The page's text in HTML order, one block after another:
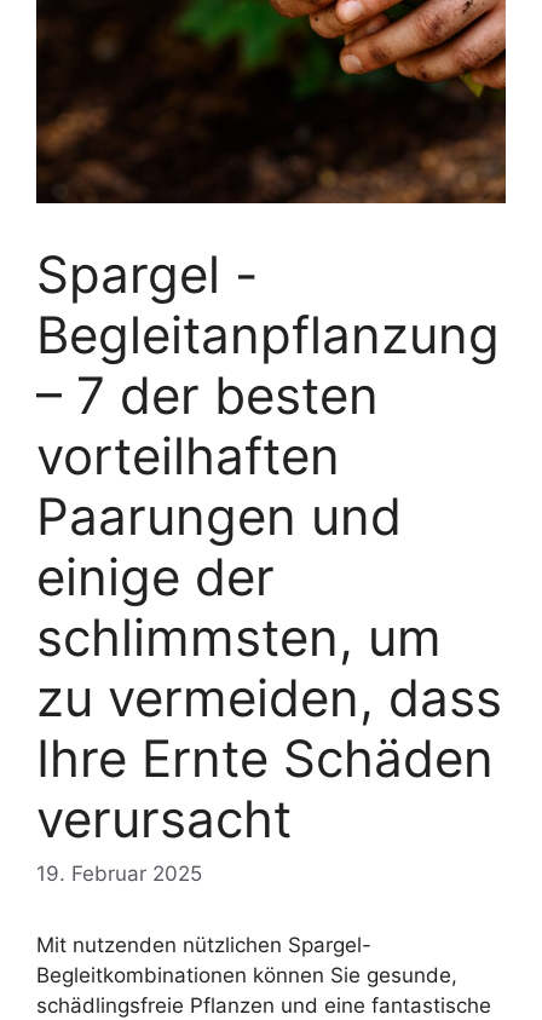
Spargel -
Begleitanpflanzung
– 7 der besten
vorteilhaften
Paarungen und
einige der
schlimmsten, um
zu vermeiden, dass
Ihre Ernte Schäden
verursacht
19. Februar 2025
Mit nutzenden nützlichen Spargel-
Begleitkombinationen können Sie gesunde,
schädlingsfreie Pflanzen und eine fantastische